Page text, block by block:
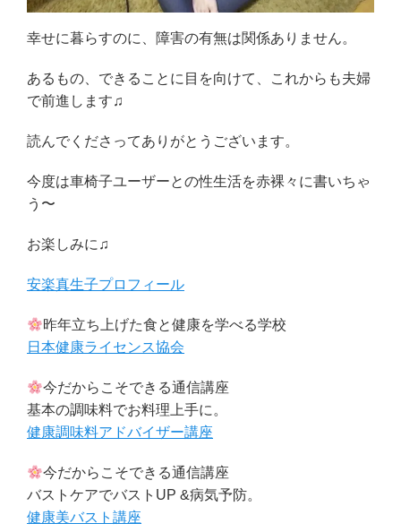
幸せに暮らすのに、障害の有無は関係ありません。
あるもの、できることに目を向けて、これからも夫婦
で前進します♫
読んでくださってありがとうございます。
今度は車椅子ユーザーとの性生活を赤裸々に書いちゃ
う〜
お楽しみに♫
安楽真生子プロフィール
昨年立ち上げた食と健康を学べる学校
日本健康ライセンス協会
今だからこそできる通信講座
基本の調味料でお料理上手に。
健康調味料アドバイザー講座
今だからこそできる通信講座
バストケアでバストUP &病気予防。
健康美バスト講座